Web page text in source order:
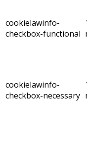
cookielawinfo-
checkbox-functional
cookielawinfo-
checkbox-necessary